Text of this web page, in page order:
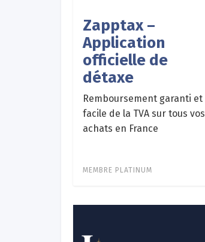
Zapptax –
Application
officielle de
détaxe
Remboursement garanti et
facile de la TVA sur tous vos
achats en France
MEMBRE PLATINUM